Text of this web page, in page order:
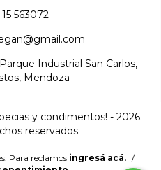
563072
Industrial San Carlos,
Mendoza
y condimentos! - 2026.
reservados.
Para reclamos ingresá acá. /